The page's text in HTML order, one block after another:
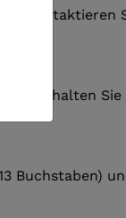
kontaktieren
erhalten Sie
Buchstaben)